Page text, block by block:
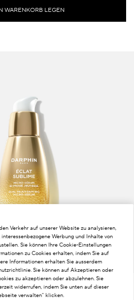
WARENKORB LEGEN
Verkehr auf unserer Website zu analysieren,
Werbung und Inhalte von
Sie können Ihre Cookie-Einstellungen
zu Cookies erhalten, indem Sie auf
Informationen erhalten Sie ausserdem
Sie können auf Akzeptieren oder
zu akzeptieren oder abzulehnen. Sie
widerrufen, indem Sie unten auf dieser
verwalten" klicken.